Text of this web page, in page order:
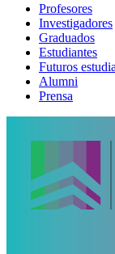
Profesores
Investigadores
Graduados
Estudiantes
Futuros
Alumni
Prensa